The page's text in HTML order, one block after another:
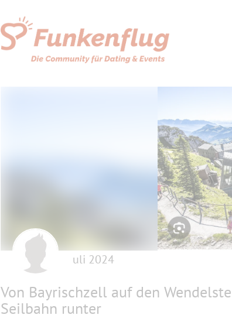
uli 2024
Von Bayrischzell auf den
Seilbahn runter